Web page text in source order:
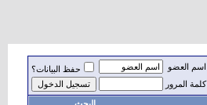
اسم العضو
حفظ البيانات؟
كلمة المرور